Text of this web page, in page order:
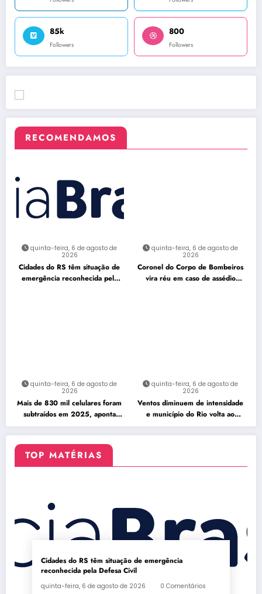
85k
Followers
800
Followers
RECOMENDAMOS
quinta-feira, 6 de agosto de
2026
Cidades do RS têm situação de
emergência reconhecida pela
quinta-feira, 6 de agosto de
2026
Coronel do Corpo de Bombeiros
vira réu em caso de assédio
quinta-feira, 6 de agosto de
2026
Mais de 830 mil celulares foram
subtraídos em 2025, aponta
relatório
quinta-feira, 6 de agosto de
2026
Ventos diminuem de intensidade
e município do Rio volta ao
Estágio 1
TOP MATÉRIAS
Cidades do RS têm situação de emergência
reconhecida pela Defesa Civil
quinta-feira, 6 de agosto de 2026 0 Comentários